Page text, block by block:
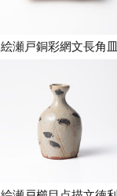
絵瀬戸銅彩網文長角皿